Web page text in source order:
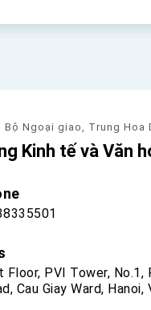
Bộ Ngoại giao, Trung Hoa
Kinh tế và Văn
PVI Tower, No.1,
Cau Giay Ward, Hanoi,